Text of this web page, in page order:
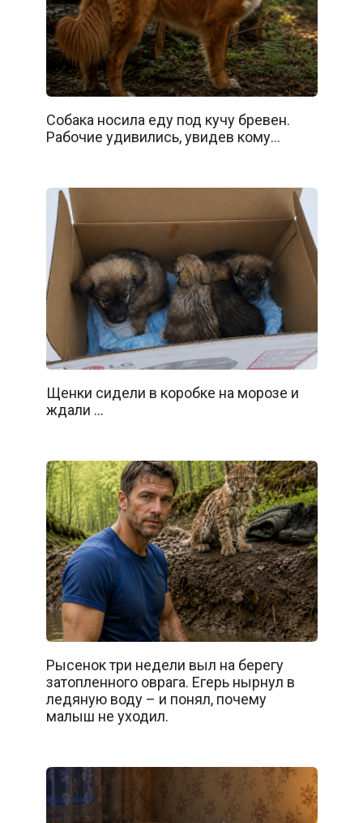
Собака носила еду под кучу бревен.
Рабочие удивились, увидев кому…
Щенки сидели в коробке на морозе и
ждали …
Рысенок три недели выл на берегу
затопленного оврага. Егерь нырнул в
ледяную воду – и понял, почему
малыш не уходил.